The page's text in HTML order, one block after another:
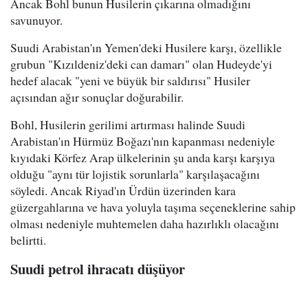
savunuyor.
Suudi Arabistan'ın Yemen'deki Husilere karşı, özellikle
grubun "Kızıldeniz'deki can damarı" olan Hudeyde'yi
hedef alacak "yeni ve büyük bir saldırısı" Husiler
açısından ağır sonuçlar doğurabilir.
Bohl, Husilerin gerilimi artırması halinde Suudi
Arabistan'ın Hürmüz Boğazı'nın kapanması nedeniyle
kıyıdaki Körfez Arap ülkelerinin şu anda karşı karşıya
olduğu "aynı tür lojistik sorunlarla" karşılaşacağını
söyledi. Ancak Riyad'ın Ürdün üzerinden kara
güzergahlarına ve hava yoluyla taşıma seçeneklerine sahip
olması nedeniyle muhtemelen daha hazırlıklı olacağını
belirtti.
Suudi petrol ihracatı düşüyor